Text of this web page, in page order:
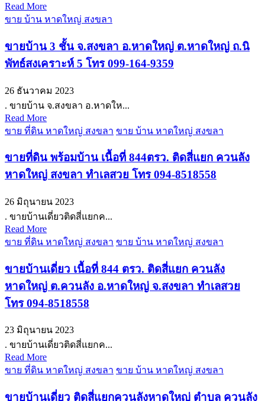
Read More
ขาย บ้าน หาดใหญ่ สงขลา
ขายบ้าน 3 ชั้น จ.สงขลา อ.หาดใหญ่ ต.หาดใหญ่ ถ.นิ
พัทธ์สงเคราะห์ 5 โทร 099-164-9359
26 ธันวาคม 2023
. ขายบ้าน จ.สงขลา อ.หาดให...
Read More
ขาย ที่ดิน หาดใหญ่ สงขลา ขาย บ้าน หาดใหญ่ สงขลา
ขายที่ดิน พร้อมบ้าน เนื้อที่ 844ตรว. ติดสี่แยก ควนลัง
หาดใหญ่ สงขลา ทำเลสวย โทร 094-8518558
26 มิถุนายน 2023
. ขายบ้านเดี่ยวติดสี่แยกค...
Read More
ขาย ที่ดิน หาดใหญ่ สงขลา ขาย บ้าน หาดใหญ่ สงขลา
ขายบ้านเดี่ยว เนื้อที่ 844 ตรว. ติดสี่แยก ควนลัง
หาดใหญ่ ต.ควนลัง อ.หาดใหญ่ จ.สงขลา ทำเลสวย
โทร 094-8518558
23 มิถุนายน 2023
. ขายบ้านเดี่ยวติดสี่แยกค...
Read More
ขาย ที่ดิน หาดใหญ่ สงขลา ขาย บ้าน หาดใหญ่ สงขลา
ขายบ้านเดี่ยว ติดสี่แยกควนลังหาดใหญ่ ตำบล ควนลัง